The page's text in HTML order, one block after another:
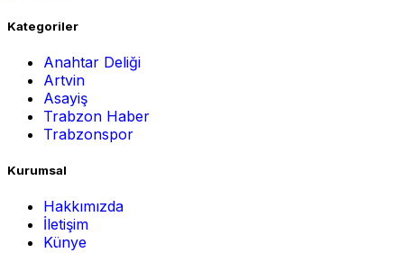
Kategoriler
Anahtar Deliği
Artvin
Asayiş
Trabzon Haber
Trabzonspor
Kurumsal
Hakkımızda
İletişim
Künye